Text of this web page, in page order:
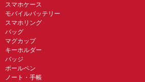
スマホケース
モバイルバッテリー
スマホリング
バッグ
マグカップ
キーホルダー
バッジ
ボールペン
ノート・手帳